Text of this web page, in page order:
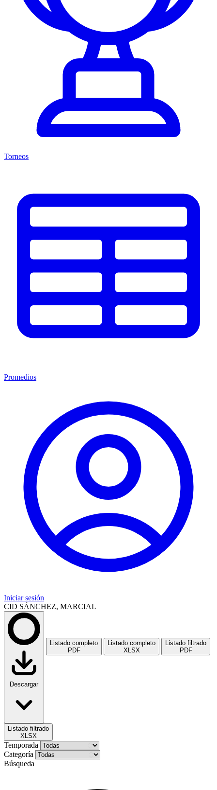
Torneos
Promedios
Iniciar sesión
CID SÁNCHEZ, MARCIAL
Descargar
Listado completo
PDF
Listado completo
XLSX
Listado filtrado
PDF
Listado filtrado
XLSX
Temporada
Categoría
Búsqueda